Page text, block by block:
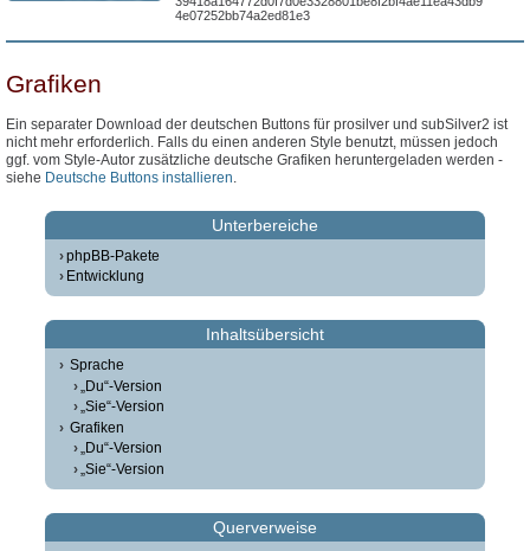
4e07252bb74a2ed81e3
Grafiken
Ein separater Download der deutschen Buttons für prosilver und subSilver2 ist
nicht mehr erforderlich. Falls du einen anderen Style benutzt, müssen jedoch
ggf. vom Style-Autor zusätzliche deutsche Grafiken heruntergeladen werden -
siehe Deutsche Buttons installieren.
Unterbereiche
phpBB-Pakete
Entwicklung
Inhaltsübersicht
Sprache
„Du“-Version
„Sie“-Version
Grafiken
„Du“-Version
„Sie“-Version
Querverweise